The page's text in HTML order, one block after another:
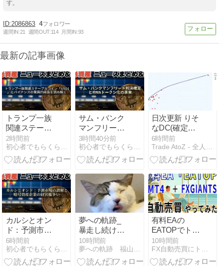
す。
2086863 4
週間IN:21 週間OUT:114 月間IN:93
最新の記事画像
トランプ一族
関連ステーブ
ルコイン
「USD1」と
バイナンスの
読み解く
2時間前
サム・バンク
マンフリード
判決確定と
RWAトークン
化の未来
3時間40分前
日次更新 りそ
なDC(確定拠
出年金)・投資
信託/NISA ポ
ートフォリオ
フォリオ分析
[1年・3年・5
年・全期間] –
2026-08-07
6時間前
カルシとオン
ド：予測市場
の誤解と暗号
資産企業の経
営権争い
6時間前
夢への軌跡_
暴走し続ける
らしいです。
（笑）
10時間前
有料EAの
EATOPでトレ
ードやってみ
た：第281日
10時間前